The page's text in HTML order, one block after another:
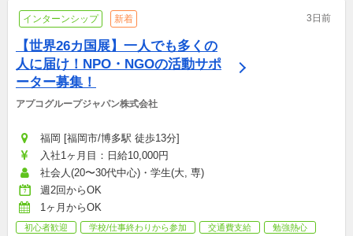
インターンシップ 新着 3日前
【世界26カ国展】一人でも多くの
人に届け！NPO・NGOの活動サポ
ーター募集！
アプコグループジャパン株式会社
福岡 [福岡市/博多駅 徒歩13分]
入社1ヶ月目：日給10,000円
社会人(20〜30代中心)・学生(大, 専)
週2回からOK
1ヶ月からOK
初心者歓迎 学校/仕事終わりから参加 交通費支給
勉強熱心